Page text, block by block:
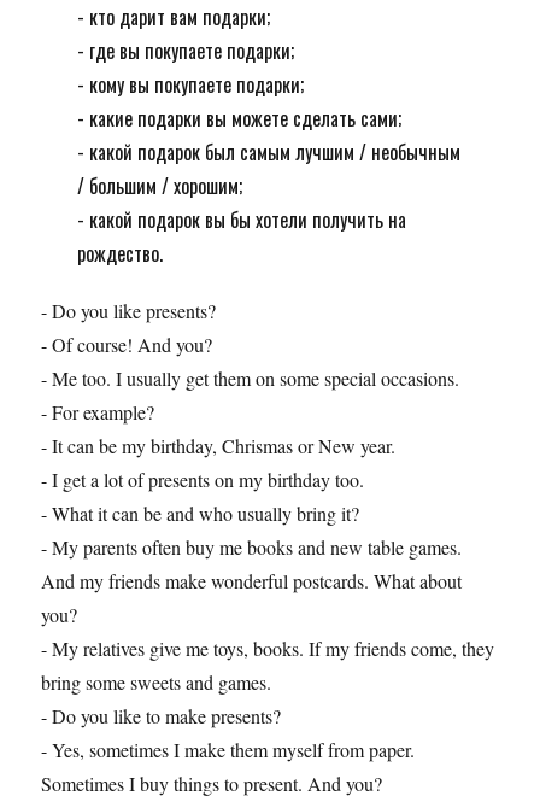
- кто дарит вам подарки;
- где вы покупаете подарки;
- кому вы покупаете подарки;
- какие подарки вы можете сделать сами;
- какой подарок был самым лучшим / необычным
/ большим / хорошим;
- какой подарок вы бы хотели получить на
рождество.
- Do you like presents?
- Of course! And you?
- Me too. I usually get them on some special occasions.
- For example?
- It can be my birthday, Chrismas or New year.
- I get a lot of presents on my birthday too.
- What it can be and who usually bring it?
- My parents often buy me books and new table games.
And my friends make wonderful postcards. What about
you?
- My relatives give me toys, books. If my friends come, they
bring some sweets and games.
- Do you like to make presents?
- Yes, sometimes I make them myself from paper.
Sometimes I buy things to present. And you?